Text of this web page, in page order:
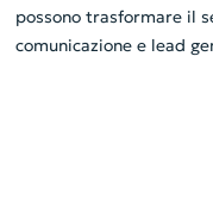
possono trasformare il
comunicazione e lead